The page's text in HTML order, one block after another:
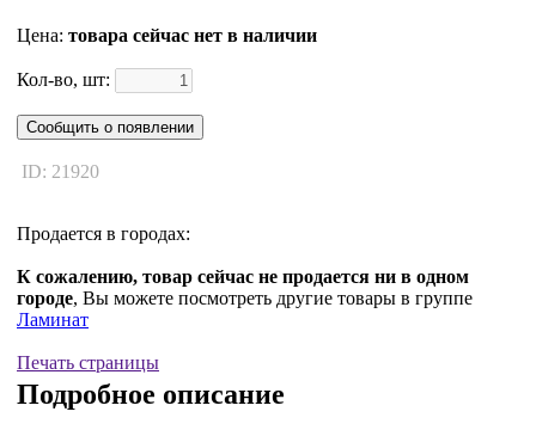
Цена: товара сейчас нет в наличии
Кол-во, шт:
Сообщить о появлении
ID: 21920
Продается в городах:
К сожалению, товар сейчас не продается ни в одном
городе, Вы можете посмотреть другие товары в группе
Ламинат
Печать страницы
Подробное описание